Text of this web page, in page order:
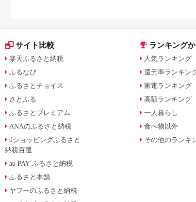
サイト比較
楽天ふるさと納税
ふるなび
ふるさとチョイス
さとふる
ふるさとプレミアム
ANAのふるさと納税
dショッピングふるさと
納税百選
au PAY ふるさと納税
ふるさと本舗
ヤフーのふるさと納税
ランキング
人気ランキング
還元率ランキン
家電ランキング
高額ランキング
一人暮らし
食べ物以外
その他のランキ